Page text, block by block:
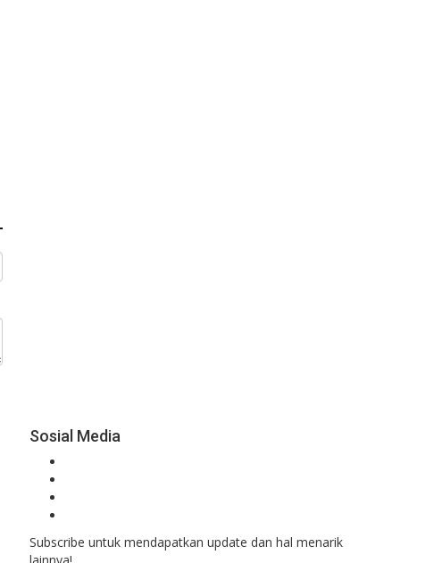
Sosial Media
Subscribe untuk mendapatkan update dan hal menarik